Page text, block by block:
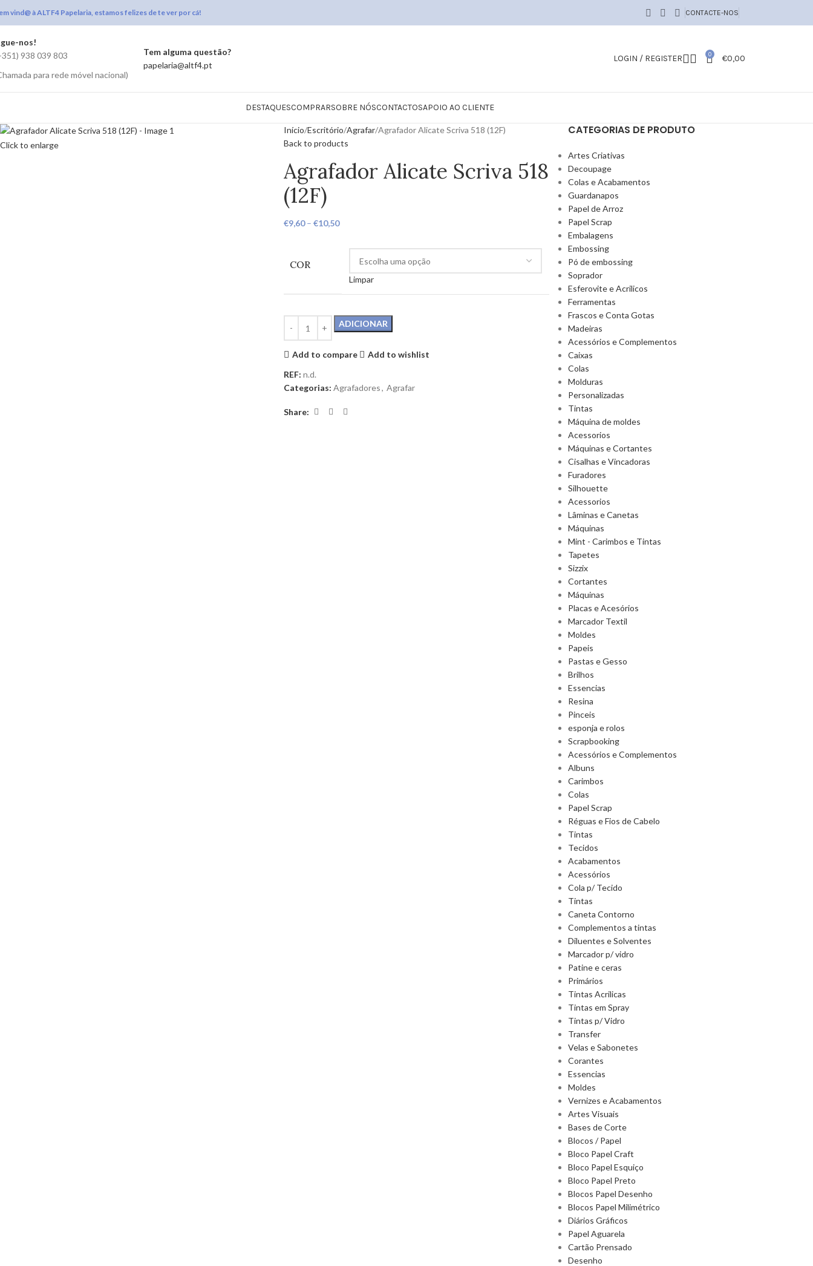
vind@ à ALTF4 Papelaria, estamos felizes de te ver por cá! CONTACTE-NOS
nos!
938 039 803
para rede móvel nacional)
Tem alguma questão?
papelaria@altf4.pt
LOGIN / REGISTER 0 €0,00
DESTAQUESCOMPRARSOBRE NÓSCONTACTOSAPOIO AO CLIENTE
Click to enlarge
Início Escritório Agrafar Agrafador Alicate Scriva 518 (12F)
Back to products
Agrafador Alicate Scriva 518
(12F)
€9,60 – €10,50
COR
Limpar
ADICIONAR
Add to compare
Add to wishlist
REF:n.d.
Categorias: Agrafadores , Agrafar
Share:
CATEGORIAS DE PRODUTO
Artes Criativas
Decoupage
Colas e Acabamentos
Guardanapos
Papel de Arroz
Papel Scrap
Embalagens
Embossing
Pó de embossing
Soprador
Esferovite e Acrilicos
Ferramentas
Frascos e Conta Gotas
Madeiras
Acessórios e Complementos
Caixas
Colas
Molduras
Personalizadas
Tintas
Máquina de moldes
Acessorios
Máquinas e Cortantes
Cisalhas e Vincadoras
Furadores
Silhouette
Acessorios
Lâminas e Canetas
Máquinas
Mint - Carimbos e Tintas
Tapetes
Sizzix
Cortantes
Máquinas
Placas e Acesórios
Marcador Textil
Moldes
Papeis
Pastas e Gesso
Brilhos
Essencias
Resina
Pinceis
esponja e rolos
Scrapbooking
Acessórios e Complementos
Albuns
Carimbos
Colas
Papel Scrap
Réguas e Fios de Cabelo
Tintas
Tecidos
Acabamentos
Acessórios
Cola p/ Tecido
Tintas
Caneta Contorno
Complementos a tintas
Diluentes e Solventes
Marcador p/ vidro
Patine e ceras
Primários
Tintas Acrilicas
Tintas em Spray
Tintas p/ Vidro
Transfer
Velas e Sabonetes
Corantes
Essencias
Moldes
Vernizes e Acabamentos
Artes Visuais
Bases de Corte
Blocos / Papel
Bloco Papel Craft
Bloco Papel Esquiço
Bloco Papel Preto
Blocos Papel Desenho
Blocos Papel Milimétrico
Diários Gráficos
Papel Aguarela
Cartão Prensado
Desenho